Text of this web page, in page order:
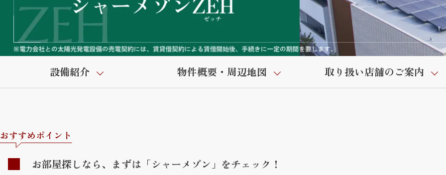
設備紹介 物件概要・周辺地図 取り扱い店舗のご案内
おすすめポイント
お部屋探しなら、まずは「シャーメゾン」をチェック！